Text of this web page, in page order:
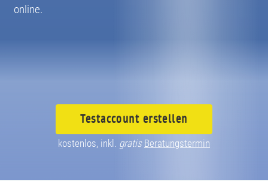
online.
Testaccount erstellen
kostenlos, inkl. gratis Beratungstermin